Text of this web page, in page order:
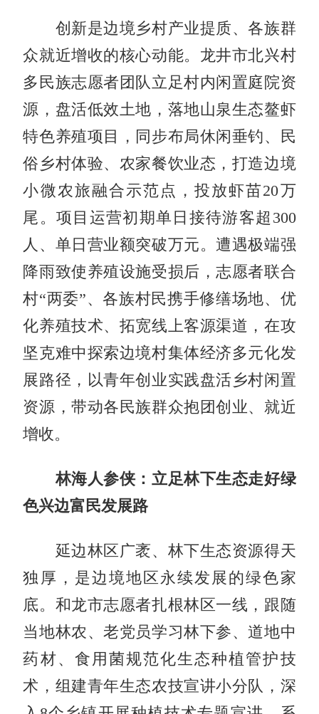
创新是边境乡村产业提质、各族群
众就近增收的核心动能。龙井市北兴村
多民族志愿者团队立足村内闲置庭院资
源，盘活低效土地，落地山泉生态鳌虾
特色养殖项目，同步布局休闲垂钓、民
俗乡村体验、农家餐饮业态，打造边境
小微农旅融合示范点，投放虾苗20万
尾。项目运营初期单日接待游客超300
人、单日营业额突破万元。遭遇极端强
降雨致使养殖设施受损后，志愿者联合
村“两委”、各族村民携手修缮场地、优
化养殖技术、拓宽线上客源渠道，在攻
坚克难中探索边境村集体经济多元化发
展路径，以青年创业实践盘活乡村闲置
资源，带动各民族群众抱团创业、就近
增收。
林海人参侠：立足林下生态走好绿
色兴边富民发展路
延边林区广袤、林下生态资源得天
独厚，是边境地区永续发展的绿色家
底。和龙市志愿者扎根林区一线，跟随
当地林农、老党员学习林下参、道地中
药材、食用菌规范化生态种植管护技
术，组建青年生态农技宣讲小分队，深